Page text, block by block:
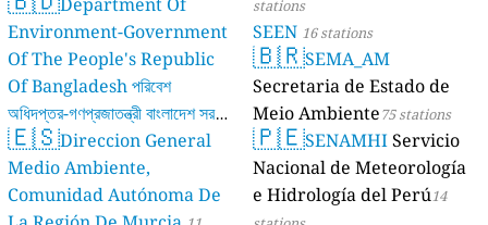
Environment-Government
Of The People's Republic
Of Bangladesh পরিবেশ
অধিদপ্তর-গণপ্রজাতন্ত্রী বাংলাদেশ সরকার
17 stations
🇪🇸Direccion General
Medio Ambiente,
Comunidad Autónoma De
stations
SEEN 16 stations
🇧🇷SEMA_AM
Secretaria de Estado de
Meio Ambiente75 stations
🇵🇪SENAMHIServicio
Nacional de Meteorología
e Hidrología del Perú14